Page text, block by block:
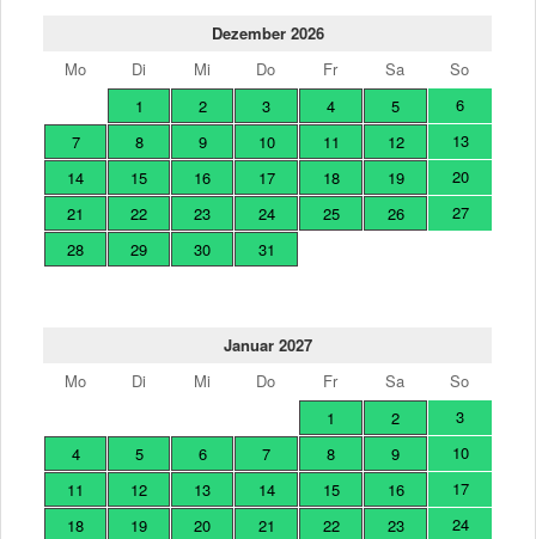
Dezember 2026
Mo
Di Mi Do Fr Sa
So
1
2 3 4 5
6
7
8 9 10 11 12
13
14
15 16 17 18 19
20
21
22 23 24 25 26
27
28
29 30 31
Januar 2027
Mo
Di Mi Do Fr Sa
So
1
2
3
4
5 6 7 8 9
10
11
12 13 14 15 16
17
18
19 20 21 22 23
24